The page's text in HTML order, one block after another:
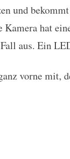
und
Kamera hat
aus. Ein
vorne mit,